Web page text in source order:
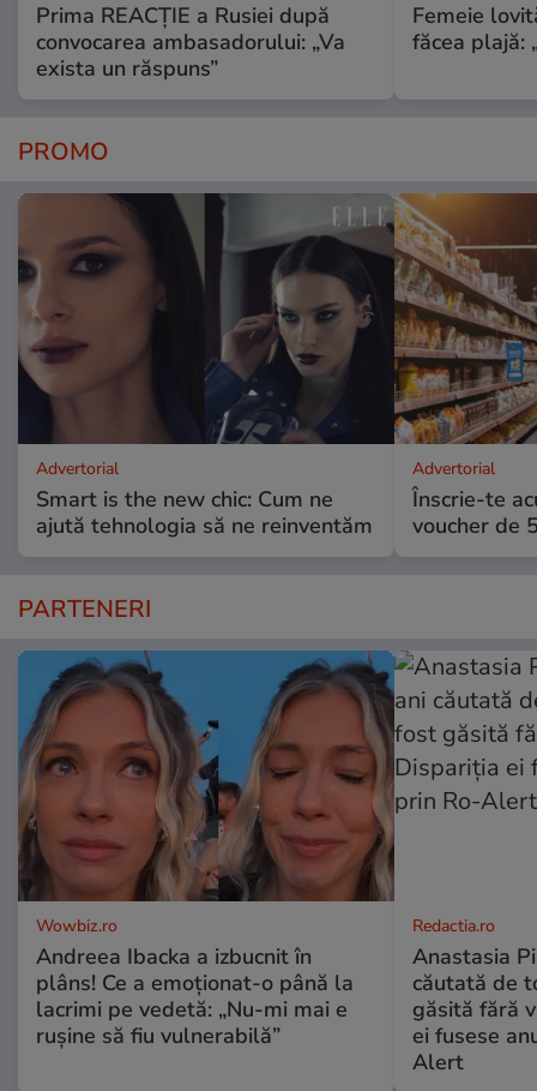
Prima REACȚIE a Rusiei după
convocarea ambasadorului: „Va
exista un răspuns”
Femeie
făcea plajă:
PROMO
Advertorial
Smart is the new chic: Cum ne
ajută tehnologia să ne reinventăm
Advertorial
Înscrie-te
voucher de
PARTENERI
Wowbiz.ro
Andreea Ibacka a izbucnit în
plâns! Ce a emoționat-o până la
lacrimi pe vedetă: „Nu-mi mai e
rușine să fiu vulnerabilă”
Redactia.ro
Anastasia
căutată de
găsită fără
ei fusese
Alert